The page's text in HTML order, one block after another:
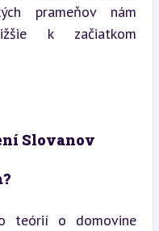
prameňov nám
k začiatkom
Slovanov
teórií o domovine